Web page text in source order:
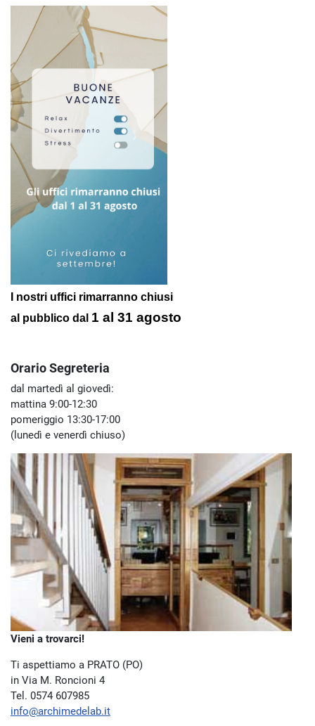
I nostri uffici rimarranno chiusi
al pubblico dal 1 al 31 agosto
Orario Segreteria
dal martedì al giovedì:
mattina 9:00-12:30
pomeriggio 13:30-17:00
(lunedì e venerdì chiuso)
Vieni a trovarci!
Ti aspettiamo a PRATO (PO)
in Via M. Roncioni 4
Tel. 0574 607985
info@archimedelab.it